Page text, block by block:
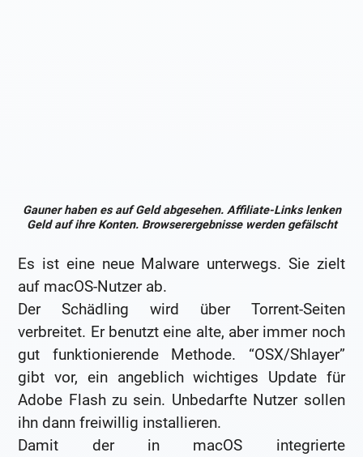
Gauner haben es auf Geld abgesehen. Affiliate-Links lenken
Geld auf ihre Konten. Browserergebnisse werden gefälscht
Es ist eine neue Malware unterwegs. Sie zielt
auf macOS-Nutzer ab.
Der Schädling wird über Torrent-Seiten
verbreitet. Er benutzt eine alte, aber immer noch
gut funktionierende Methode. “OSX/Shlayer”
gibt vor, ein angeblich wichtiges Update für
Adobe Flash zu sein. Unbedarfte Nutzer sollen
ihn dann freiwillig installieren.
Damit der in macOS integrierte